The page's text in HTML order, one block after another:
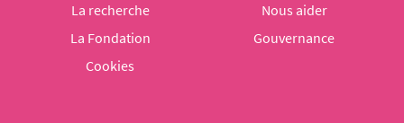
La recherche
Nous aider
La Fondation
Gouvernance
Cookies